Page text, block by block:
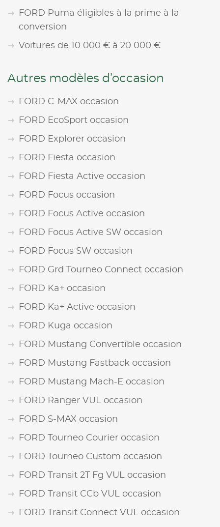
FORD Puma éligibles à la prime à la
conversion
Voitures de 10 000 € à 20 000 €
Autres modèles d’occasion
FORD C-MAX occasion
FORD EcoSport occasion
FORD Explorer occasion
FORD Fiesta occasion
FORD Fiesta Active occasion
FORD Focus occasion
FORD Focus Active occasion
FORD Focus Active SW occasion
FORD Focus SW occasion
FORD Grd Tourneo Connect occasion
FORD Ka+ occasion
FORD Ka+ Active occasion
FORD Kuga occasion
FORD Mustang Convertible occasion
FORD Mustang Fastback occasion
FORD Mustang Mach-E occasion
FORD Ranger VUL occasion
FORD S-MAX occasion
FORD Tourneo Courier occasion
FORD Tourneo Custom occasion
FORD Transit 2T Fg VUL occasion
FORD Transit CCb VUL occasion
FORD Transit Connect VUL occasion